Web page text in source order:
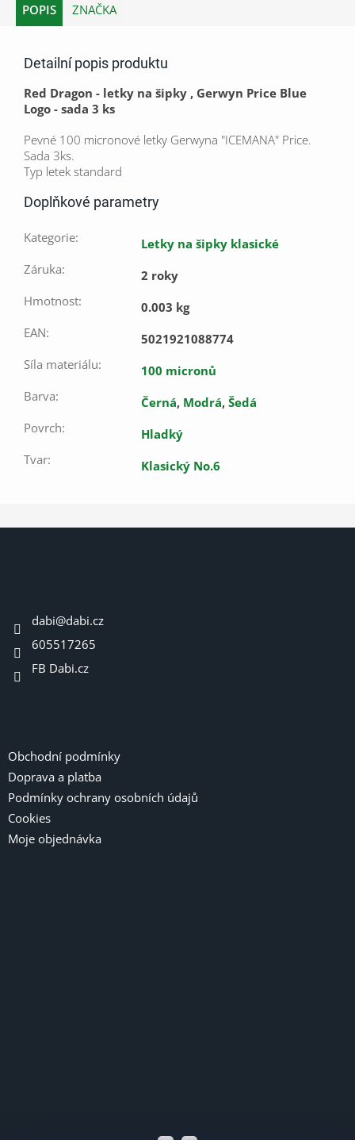
POPIS ZNAČKA
Detailní popis produktu
Red Dragon - letky na šipky , Gerwyn Price Blue
Logo - sada 3 ks
Pevné 100 micronové letky Gerwyna "ICEMANA" Price.
Sada 3ks.
Typ letek standard
Doplňkové parametry
Kategorie:
Letky na šipky klasické
Záruka:
2 roky
Hmotnost:
0.003 kg
EAN:
5021921088774
Síla materiálu:
100 micronů
Barva: Černá, Modrá, Šedá
Povrch:
Hladký
Tvar: Klasický No.6
dabi@dabi.cz
605517265
FB Dabi.cz
Obchodní podmínky
Doprava a platba
Podmínky ochrany osobních údajů
Cookies
Moje objednávka